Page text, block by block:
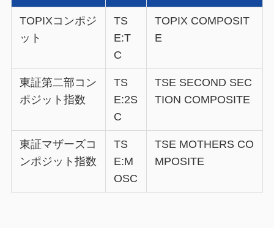
TOPIXコンポジ
ット
TS
E:T
C
TOPIX COMPOSIT
E
東証第二部コン
ポジット指数
TS
E:2S
C
TSE SECOND SEC
TION COMPOSITE
東証マザーズコ
ンポジット指数
TS
E:M
OSC
TSE MOTHERS CO
MPOSITE